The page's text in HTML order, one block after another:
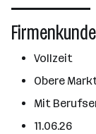
101 - 500
Salzburg
Vollzeit
Obere
Mit
11.06.26